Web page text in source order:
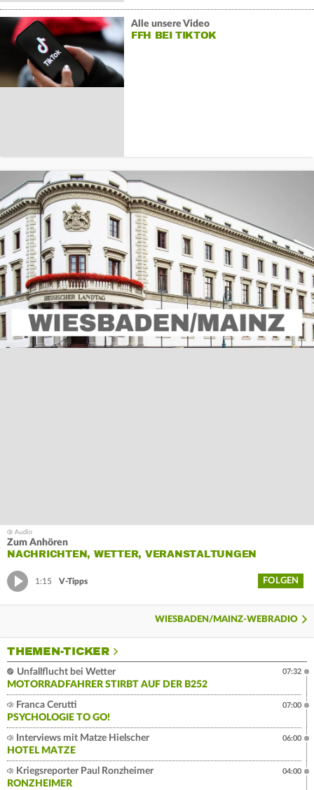
Alle unsere Video
FFH BEI TIKTOK
Zum Anhören
NACHRICHTEN, WETTER, VERANSTALTUNGEN
1:15 V-Tipps FOLGEN
WIESBADEN/MAINZ-WEBRADIO
THEMEN-TICKER
Unfallflucht bei Wetter
MOTORRADFAHRER STIRBT AUF DER B252
07:32
Franca Cerutti
PSYCHOLOGIE TO GO!
07:00
Interviews mit Matze Hielscher
HOTEL MATZE
06:00
Kriegsreporter Paul Ronzheimer
RONZHEIMER
04:00